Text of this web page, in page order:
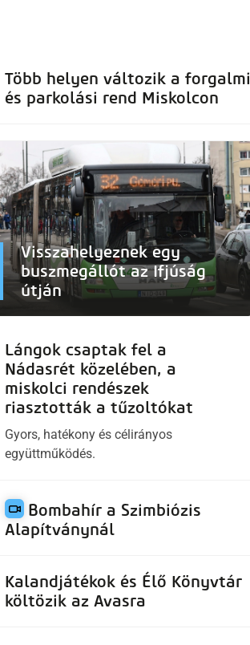
Több helyen változik a forgalmi
és parkolási rend Miskolcon
Visszahelyeznek egy
buszmegállót az Ifjúság
útján
Lángok csaptak fel a
Nádasrét közelében, a
miskolci rendészek
riasztották a tűzoltókat
Gyors, hatékony és célirányos
együttműködés.
Bombahír a Szimbiózis
Alapítványnál
Kalandjátékok és Élő Könyvtár
költözik az Avasra